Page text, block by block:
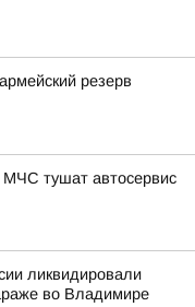
резерв
тушат автосервис
ликвидировали
во Владимире